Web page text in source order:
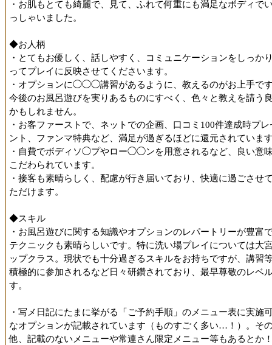
・お肌もとても綺麗で、見て、ふれて何重にも満足なボディで
っしゃいました。
◆お人柄
・とてもお優しく、話しやすく、コミュニケーションをしっか
ってプレイに反映させてくださいます。
・オプションに◯◯◯講習があるように、教えるのがお上手で
今後のお風呂遊びを実りあるものにすべく、色々と教えを請う
かもしれません。
・お客ファーストで、ネットでの企画、口コミ100件達成時プレ
ント、ファンマ特典など、満足が過ぎるほどに還元されていま
・自費でボディソ◯プやロー◯◯ンを用意されるなど、良い意
こだわられています。
・接客も素晴らしく、配慮が行き届いており、快適に過ごさせ
ただけます。
◆スキル
・お風呂遊びに関する知識やオプションのレパートリーが豊富
テクニックも素晴らしいです。特に洗い場プレイについては大
ップクラス。現状でも十分過ぎるスキルをお持ちですが、講習
積極的に参加されるなど日々研鑽されており、最早尊敬のレベ
す。
・写メ日記にたまに挙がる「ご予約手順」のメニュー表に実施
なオプションが記載されています（ものすごく多い…！）。そ
他、記載のないメニューや常連さん限定メニュー等もあるとか